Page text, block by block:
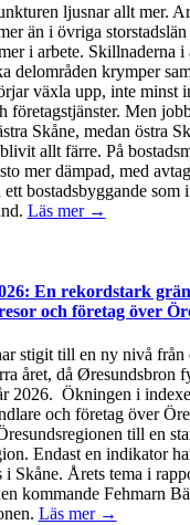
ljusnar allt mer.
än i övriga
i arbete. Skillnaderna i
delområden krymper
växla upp, inte minst
företagstjänster. Men
Skåne, medan östra
allt färre. På
mer dämpad, med
bostadsbyggande som
Läs mer →
En rekordstark
och företag över
stigit till en ny nivå från
året, då Øresundsbron
2026. Ökningen i
och företag över
till en
Endast en indikator
i Skåne. Årets tema i
kommande Fehmarn
Läs mer →